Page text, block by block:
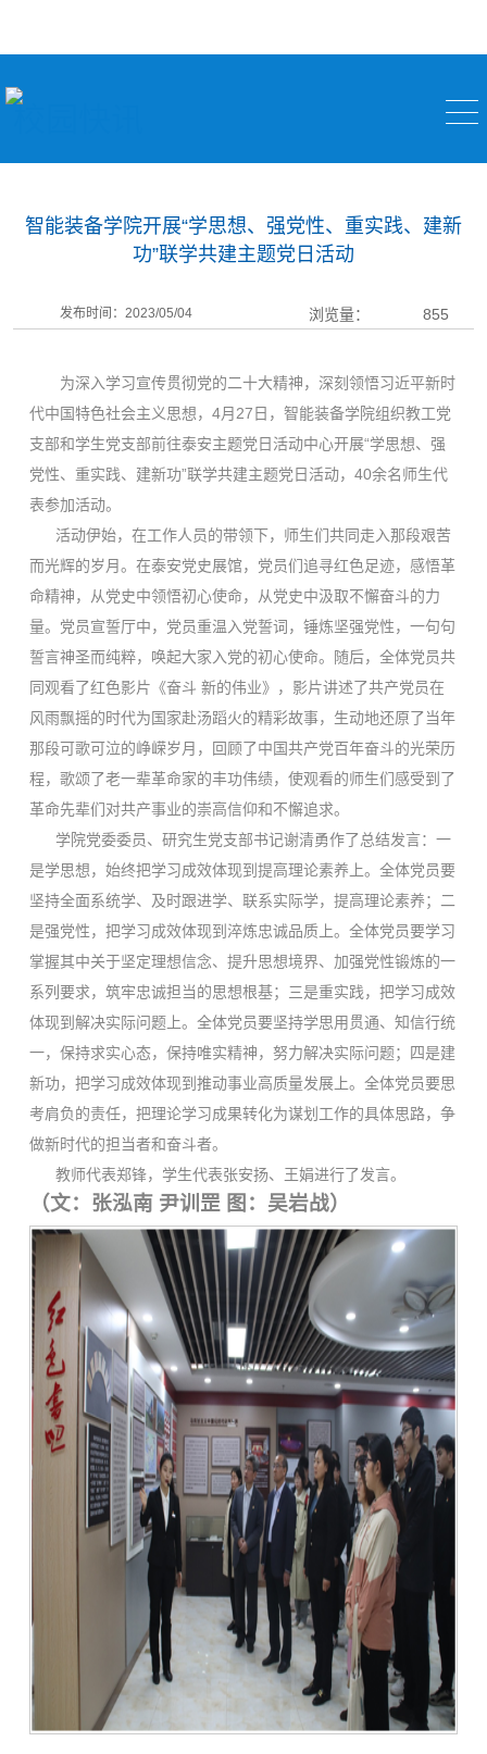
智能装备学院开展“学思想、强党性、重实践、建新
功”联学共建主题党日活动
发布时间：2023/05/04 浏览量： 855
为深入学习宣传贯彻党的二十大精神，深刻领悟习近平新时
代中国特色社会主义思想，4月27日，智能装备学院组织教工党
支部和学生党支部前往泰安主题党日活动中心开展“学思想、强
党性、重实践、建新功”联学共建主题党日活动，40余名师生代
表参加活动。
活动伊始，在工作人员的带领下，师生们共同走入那段艰苦
而光辉的岁月。在泰安党史展馆，党员们追寻红色足迹，感悟革
命精神，从党史中领悟初心使命，从党史中汲取不懈奋斗的力
量。党员宣誓厅中，党员重温入党誓词，锤炼坚强党性，一句句
誓言神圣而纯粹，唤起大家入党的初心使命。随后，全体党员共
同观看了红色影片《奋斗 新的伟业》，影片讲述了共产党员在
风雨飘摇的时代为国家赴汤蹈火的精彩故事，生动地还原了当年
那段可歌可泣的峥嵘岁月，回顾了中国共产党百年奋斗的光荣历
程，歌颂了老一辈革命家的丰功伟绩，使观看的师生们感受到了
革命先辈们对共产事业的崇高信仰和不懈追求。
学院党委委员、研究生党支部书记谢清勇作了总结发言：一
是学思想，始终把学习成效体现到提高理论素养上。全体党员要
坚持全面系统学、及时跟进学、联系实际学，提高理论素养；二
是强党性，把学习成效体现到淬炼忠诚品质上。全体党员要学习
掌握其中关于坚定理想信念、提升思想境界、加强党性锻炼的一
系列要求，筑牢忠诚担当的思想根基；三是重实践，把学习成效
体现到解决实际问题上。全体党员要坚持学思用贯通、知信行统
一，保持求实心态，保持唯实精神，努力解决实际问题；四是建
新功，把学习成效体现到推动事业高质量发展上。全体党员要思
考肩负的责任，把理论学习成果转化为谋划工作的具体思路，争
做新时代的担当者和奋斗者。
教师代表郑锋，学生代表张安扬、王娟进行了发言。
（文：张泓南 尹训罡 图：吴岩战）